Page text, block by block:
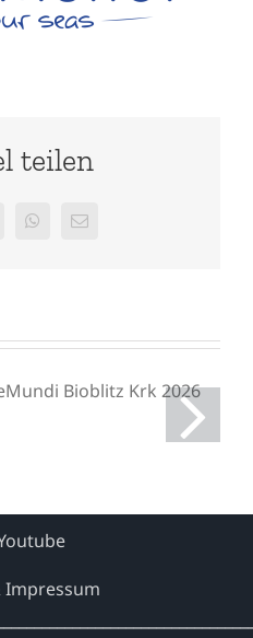
teilen
WhatsApp
E-
zum
Bioblitz Krk
Impressum